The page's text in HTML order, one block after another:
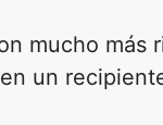
mucho
un